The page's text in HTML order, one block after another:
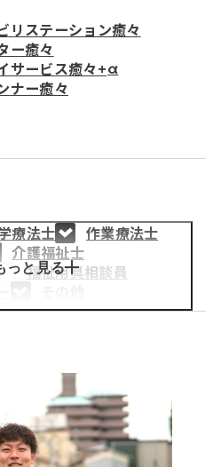
リステーション癒々
ー癒々
サービス癒々+α
ナー癒々
療法士
作業療法士
介護福祉士
福祉用具相談員
っと見る